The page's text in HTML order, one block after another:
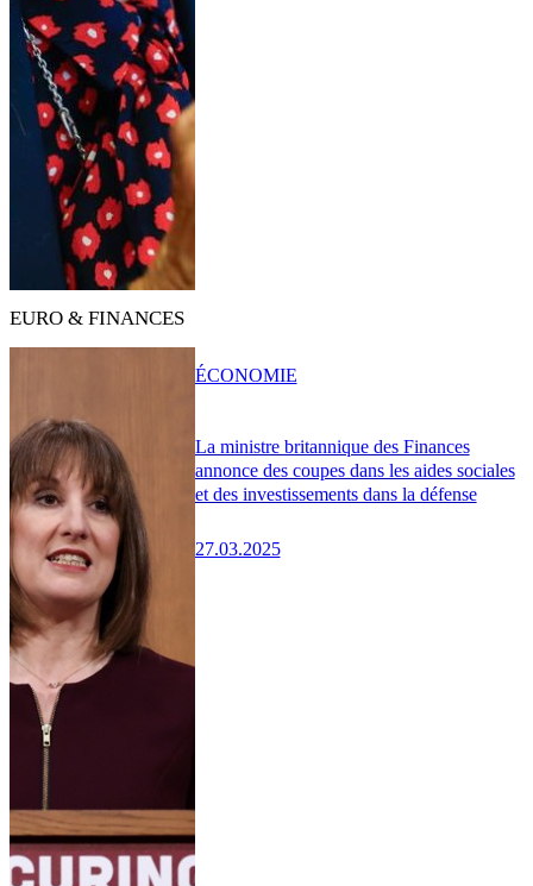
EURO & FINANCES
La ministre britannique des Finances
annonce des coupes dans les aides sociales
et des investissements dans la défense
27.03.2025
ÉCONOMIE